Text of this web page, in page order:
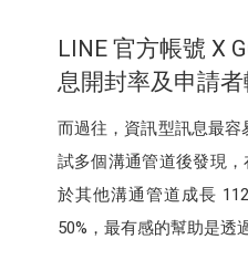
LINE 官方帳號 X
息開封率及申請
而過往，資訊型訊息最
試多個溝通管道後發現
於其他溝通管道成長
50%，最有感的幫助是透